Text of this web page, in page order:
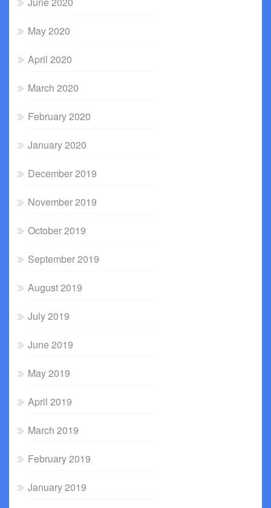
May 2020
April 2020
March 2020
February 2020
January 2020
December 2019
November 2019
October 2019
September 2019
August 2019
July 2019
June 2019
May 2019
April 2019
March 2019
February 2019
January 2019